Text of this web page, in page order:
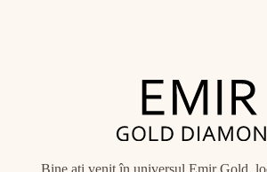
Bine ați venit în universul Emir Gold,